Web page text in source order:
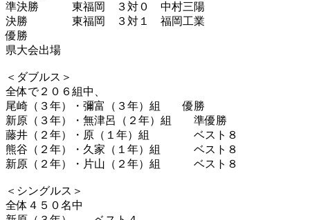
準決勝 東福岡 ３対０ 中村三陽
決勝 東福岡 ３対１ 福岡工業
優勝
県大会出場
＜ダブルス＞
全体で２０６組中、
尾崎（３年）・彌富（３年）組 優勝
新原（３年）・無津呂（２年）組 準優勝
藤井（２年）・原（１年）組 ベスト８
熊谷（２年）・久家（１年）組 ベスト８
新原（２年）・片山（２年）組 ベスト８
＜シングルス＞
全体４５０名中